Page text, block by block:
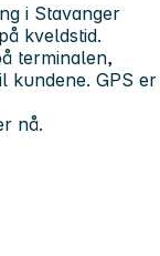
i Stavanger
kveldstid.
terminalen,
kundene. GPS er
nå.